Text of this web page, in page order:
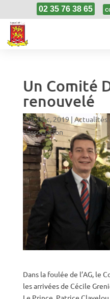
02 35 76 38 65
Un Comité
renouvelé
8, Déc, 2019| Actualités
L'association
Dans la foulée de l’AG, le
les arrivées de Cécile